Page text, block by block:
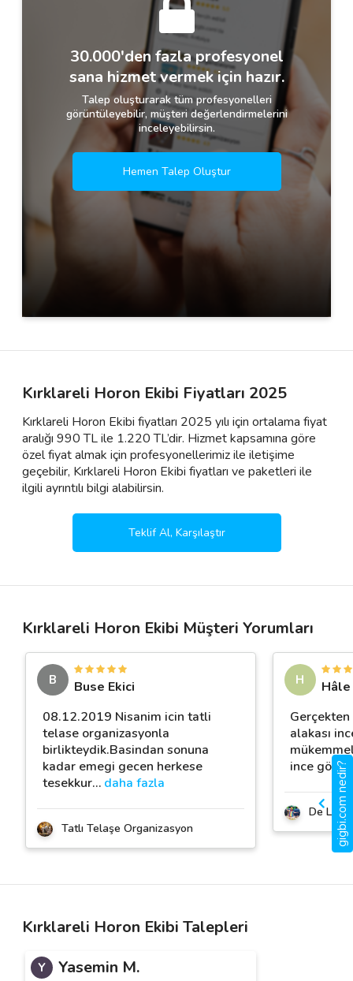
30.000'den fazla profesyonel
sana hizmet vermek için hazır.
Talep oluşturarak tüm profesyonelleri
görüntüleyebilir, müşteri değerlendirmelerini
inceleyebilirsin.
Hemen Talep Oluştur
Kırklareli Horon Ekibi Fiyatları 2025
Kırklareli Horon Ekibi fiyatları 2025 yılı için ortalama fiyat
aralığı 990 TL ile 1.220 TL’dir. Hizmet kapsamına göre
özel fiyat almak için profesyonellerimiz ile iletişime
geçebilir, Kırklareli Horon Ekibi fiyatları ve paketleri ile
ilgili ayrıntılı bilgi alabilirsin.
Teklif Al, Karşılaştır
Kırklareli Horon Ekibi Müşteri Yorumları
B
Buse Ekici
08.12.2019 Nisanim icin tatli
telase organizasyonla
birlikteydik.Basindan sonuna
kadar emegi gecen herkese
tesekkur… daha fazla
Tatlı Telaşe Organizasyon
H
Hâle
alakası
ince
De Lina
Kırklareli Horon Ekibi Talepleri
Y Yasemin M.
gigbi.com nedir?